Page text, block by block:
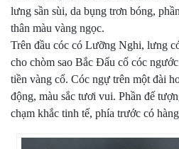
lưng sần sùi, da bụng trơn bóng,
thân màu vàng ngọc.
Trên đầu cóc có Lưỡng Nghi, lưng
cho chòm sao Bắc Đẩu cổ cóc
tiền vàng cổ. Cóc ngự trên một đài
động, màu sắc tươi vui. Phần đế
chạm khắc tinh tế, phía trước có